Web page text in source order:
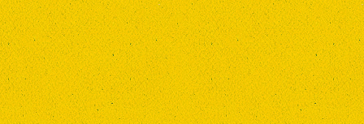
Friedhofstraße 112
D-67487 Maikammer
Tel: +49 (0) 6321 5 87 44
Kontakt viaE-Mail